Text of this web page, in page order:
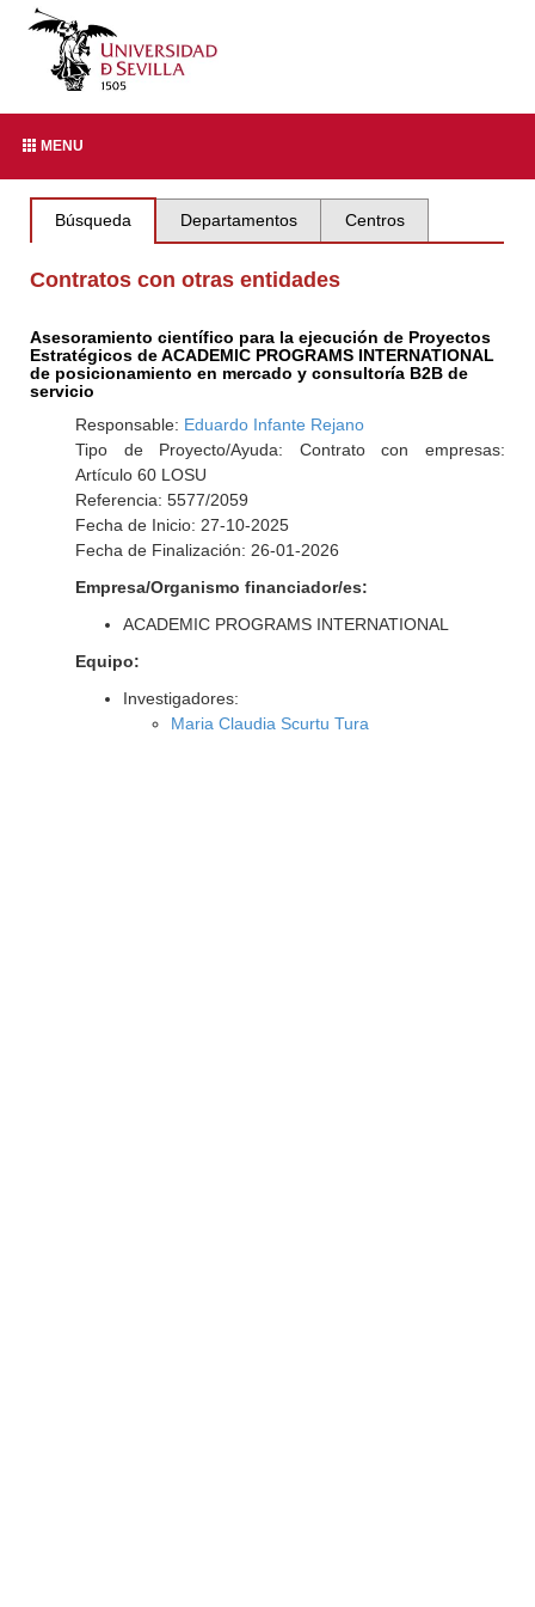
MENU
Búsqueda Departamentos Centros
Contratos con otras entidades
Asesoramiento científico para la ejecución de Proyectos
Estratégicos de ACADEMIC PROGRAMS INTERNATIONAL
de posicionamiento en mercado y consultoría B2B de
servicio
Responsable: Eduardo Infante Rejano
Tipo de Proyecto/Ayuda: Contrato con empresas:
Artículo 60 LOSU
Referencia: 5577/2059
Fecha de Inicio: 27-10-2025
Fecha de Finalización: 26-01-2026
Empresa/Organismo financiador/es:
ACADEMIC PROGRAMS INTERNATIONAL
Equipo:
Investigadores:
Maria Claudia Scurtu Tura